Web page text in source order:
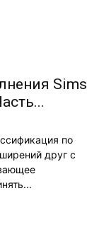
Sims
по
друг с